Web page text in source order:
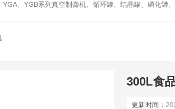
、循环罐、结晶罐、磷化罐、储罐、球型收缩罐、成套反应提取釜、灌装机、混合机、水处
300L食
更新时间：